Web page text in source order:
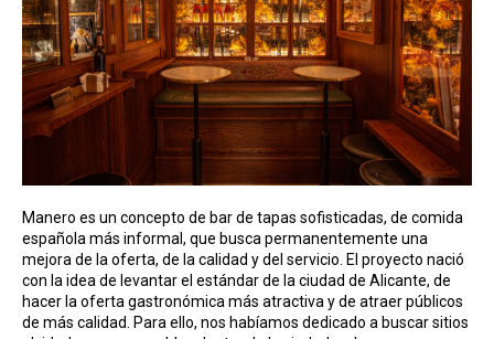
Manero es un concepto de bar de tapas sofisticadas, de comida
española más informal, que busca permanentemente una
mejora de la oferta, de la calidad y del servicio. El proyecto nació
con la idea de levantar el estándar de la ciudad de Alicante, de
hacer la oferta gastronómica más atractiva y de atraer públicos
de más calidad. Para ello, nos habíamos dedicado a buscar sitios